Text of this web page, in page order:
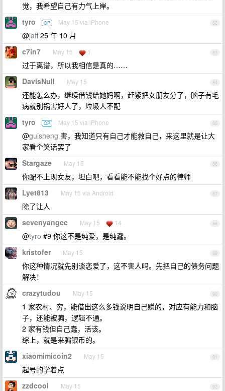
觉，我希望自己有力气上岸。
82
tyro OP May 15 via iPhone
@jaff25 年 10 月
83
c7in7 May 15 1
过于离谱，所以我相信是真的……
84
DavisNull May 15
还能怎么办，继续借钱给她妈啊，赶紧把女朋友分了，脑子有毛
病就别祸害好人了，垃圾人不配
85
tyro OP May 15 via iPhone
@guisheng 害，我知道只有自己才能救自己，来这里就是让大
家看个笑话罢了
86
Stargaze May 15
你配不上现女友，坦白吧，看看能不能找个好点的律师
87
Lyet813 May 15 via Android
除了让人
88
sevenyangcc May 15 14
@tyro #9 你这不是纯爱，是纯蠢。
89
kristofer May 15
你这种情况就先别谈恋爱了，这不害人吗。先把自己的债务问题
解决！
90
crazytudou May 15
1 家农村、穷，能借出这么多钱说明自己赚的，对应有能力和脑
子，还能被骗，逻辑不通。
2 家有钱但自己蠢，活该。
综上，就是来骗银币的。
91
xiaomimicoin2 May 15
起号的学着点
92
zzdcool May 15